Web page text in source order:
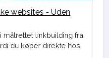
websites - Uden
målrettet linkbuilding fra
du køber direkte hos